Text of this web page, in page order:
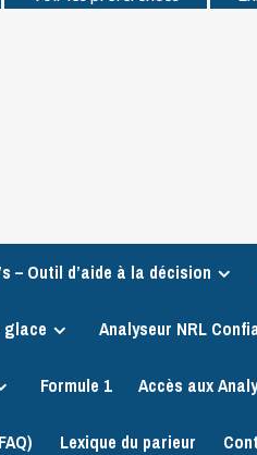
– Outil d’aide à la décision
glace Analyseur NRL
Formule 1 Accès aux
Lexique du parieur